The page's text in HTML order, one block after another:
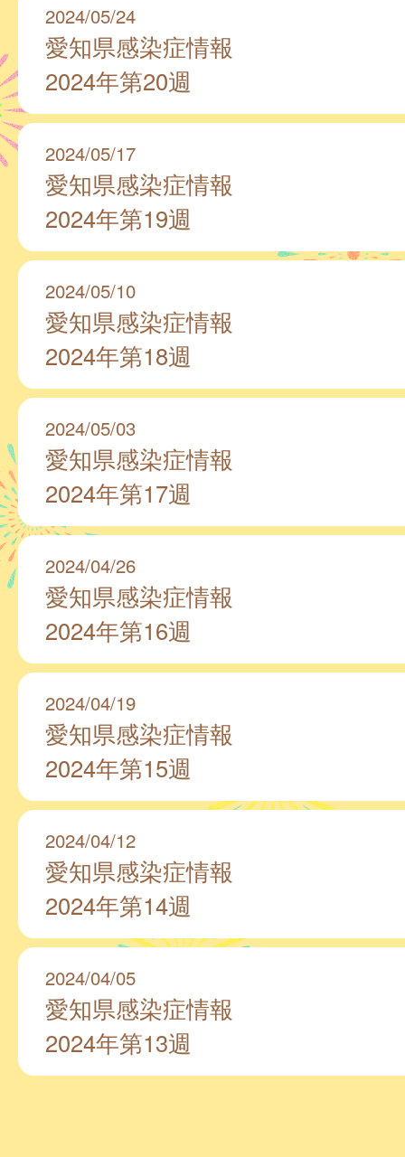
2024/05/24
愛知県感染症情報
2024年第20週
2024/05/17
愛知県感染症情報
2024年第19週
2024/05/10
愛知県感染症情報
2024年第18週
2024/05/03
愛知県感染症情報
2024年第17週
2024/04/26
愛知県感染症情報
2024年第16週
2024/04/19
愛知県感染症情報
2024年第15週
2024/04/12
愛知県感染症情報
2024年第14週
2024/04/05
愛知県感染症情報
2024年第13週